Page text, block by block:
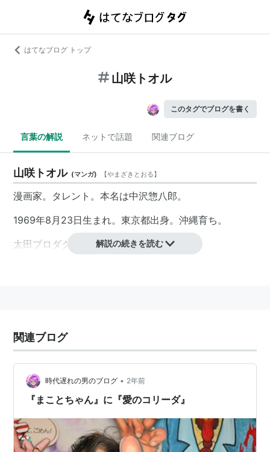
はてなブログ トップ
山咲トオル
このタグでブログを書く
言葉の解説 ネットで話題 関連ブログ
山咲トオル (マンガ) 【やまざきとおる】
漫画家。タレント。本名は中沢惣八郎。
1969年8月23日生まれ。東京都出身。沖縄育ち。
太田プロダクション所属。
を決めた伝説の持ち主。
ナヨナヨとしているが、いざと言うときは男らしさを発
揮する。
芸名の由来は「山咲千里」の山咲と、姉の夫の名前「ト
オル」を結びつけたもの。
元々は漫画家であったが、明石家さんま司会のバラエテ
解説の続きを読む
関連ブログ
時代遅れの男のブログ • 2年前
『まことちゃん』に『愛のコリーダ』